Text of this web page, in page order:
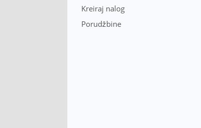
Kreiraj nalog
Porudžbine